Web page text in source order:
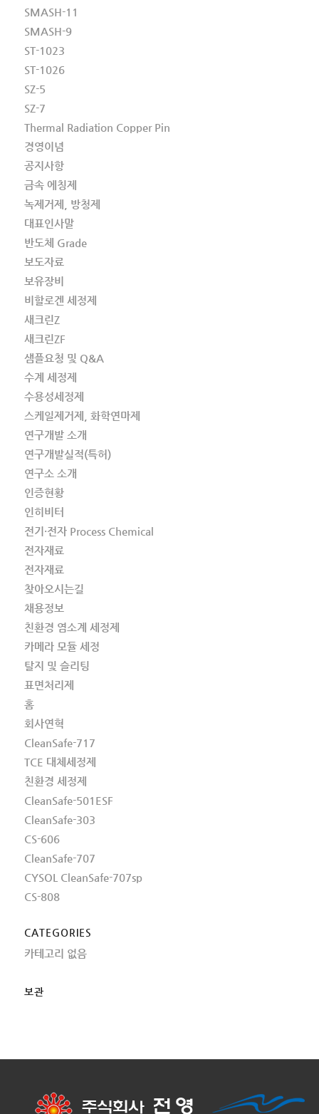
SMASH-11
SMASH-9
ST-1023
ST-1026
SZ-5
SZ-7
Thermal Radiation Copper Pin
경영이념
공지사항
금속 에칭제
녹제거제, 방청제
대표인사말
반도체 Grade
보도자료
보유장비
비할로겐 세정제
새크린Z
새크린ZF
샘플요청 및 Q&A
수계 세정제
수용성세정제
스케일제거제, 화학연마제
연구개발 소개
연구개발실적(특허)
연구소 소개
인증현황
인히비터
전기·전자 Process Chemical
전자재료
전자재료
찾아오시는길
채용정보
친환경 염소계 세정제
카메라 모듈 세정
탈지 및 슬리팅
표면처리제
홈
회사연혁
CleanSafe-717
TCE 대체세정제
친환경 세정제
CleanSafe-501ESF
CleanSafe-303
CS-606
CleanSafe-707
CYSOL CleanSafe-707sp
CS-808
CATEGORIES
카테고리 없음
보관